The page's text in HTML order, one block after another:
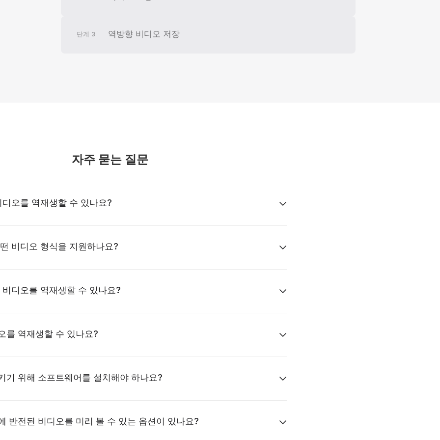
단계 3 역방향 비디오 저장
자주 묻는 질문
오를 역재생할 수 있나요?
비디오 형식을 지원하나요?
디오를 역재생할 수 있나요?
를 역재생할 수 있나요?
기 위해 소프트웨어를 설치해야 하나요?
반전된 비디오를 미리 볼 수 있는 옵션이 있나요?